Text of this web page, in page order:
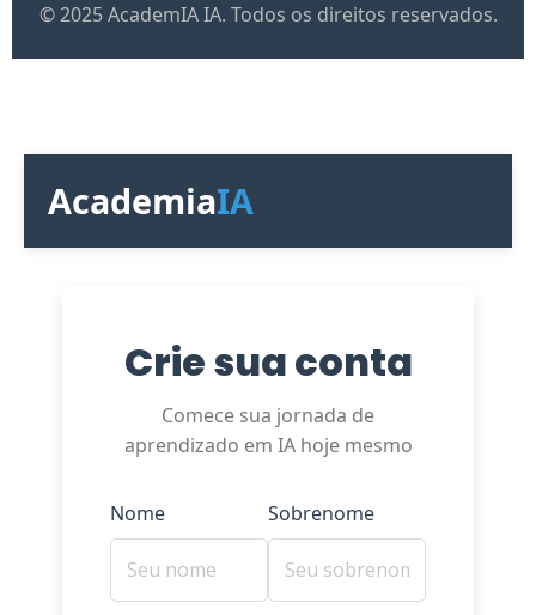
© 2025 AcademIA IA. Todos os direitos reservados.
AcademiaIA
Crie sua conta
Comece sua jornada de
aprendizado em IA hoje mesmo
Nome Sobrenome